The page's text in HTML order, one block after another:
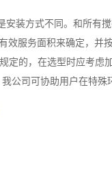
安装方式不同。和所有
务面积来确定，并按
定的，在选型时应考
公司可协助用户在特殊